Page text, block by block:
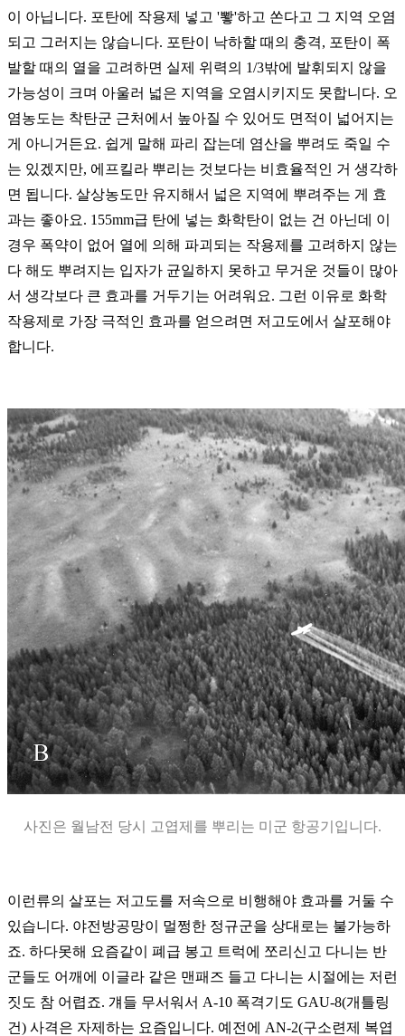
이 아닙니다. 포탄에 작용제 넣고 '뽷'하고 쏜다고 그 지역 오염
되고 그러지는 않습니다. 포탄이 낙하할 때의 충격, 포탄이 폭
발할 때의 열을 고려하면 실제 위력의 1/3밖에 발휘되지 않을
가능성이 크며 아울러 넓은 지역을 오염시키지도 못합니다. 오
염농도는 착탄군 근처에서 높아질 수 있어도 면적이 넓어지는
게 아니거든요. 쉽게 말해 파리 잡는데 염산을 뿌려도 죽일 수
는 있겠지만, 에프킬라 뿌리는 것보다는 비효율적인 거 생각하
면 됩니다. 살상농도만 유지해서 넓은 지역에 뿌려주는 게 효
과는 좋아요. 155mm급 탄에 넣는 화학탄이 없는 건 아닌데 이
경우 폭약이 없어 열에 의해 파괴되는 작용제를 고려하지 않는
다 해도 뿌려지는 입자가 균일하지 못하고 무거운 것들이 많아
서 생각보다 큰 효과를 거두기는 어려워요. 그런 이유로 화학
작용제로 가장 극적인 효과를 얻으려면 저고도에서 살포해야
합니다.
사진은 월남전 당시 고엽제를 뿌리는 미군 항공기입니다.
이런류의 살포는 저고도를 저속으로 비행해야 효과를 거둘 수
있습니다. 야전방공망이 멀쩡한 정규군을 상대로는 불가능하
죠. 하다못해 요즘같이 폐급 봉고 트럭에 쪼리신고 다니는 반
군들도 어깨에 이글라 같은 맨패즈 들고 다니는 시절에는 저런
짓도 참 어렵죠. 걔들 무서워서 A-10 폭격기도 GAU-8(개틀링
건) 사격은 자제하는 요즘입니다. 예전에 AN-2(구소련제 복엽